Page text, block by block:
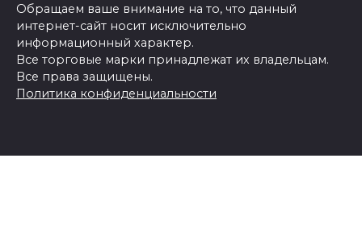
Обращаем ваше внимание на то, что данный
интернет-сайт носит исключительно
информационный характер.
Все торговые марки принадлежат их владельцам.
Все права защищены.
Политика конфиденциальности